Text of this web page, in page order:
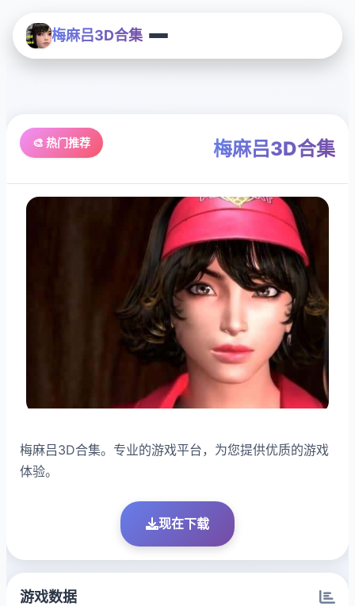
梅麻吕3D合集
🎨 热门推荐 梅麻吕3D合集
梅麻吕3D合集。专业的游戏平台，为您提供优质的游戏
体验。
现在下载
游戏数据